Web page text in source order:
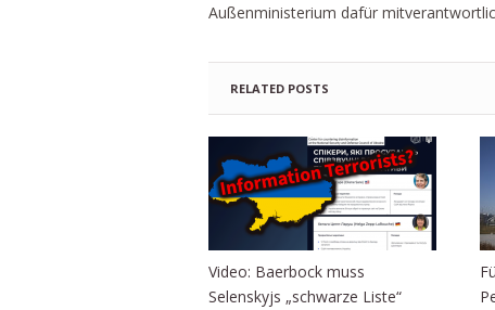
Außenministerium dafür
RELATED POSTS
Video: Baerbock muss
Selenskyjs „schwarze Liste“